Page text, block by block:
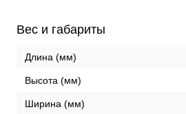
Вес и габариты
Длина (мм)
Высота (мм)
Ширина (мм)